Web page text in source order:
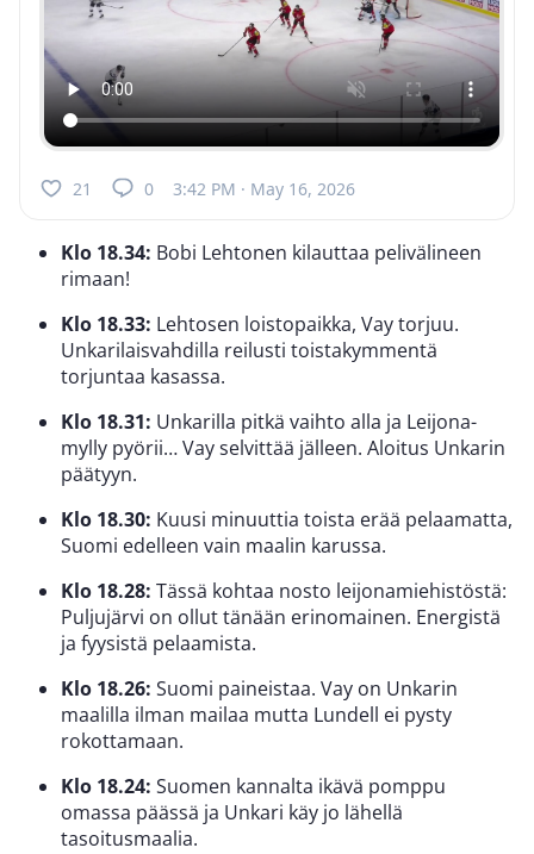
21 0 3:42 PM · May 16, 2026
Klo 18.34: Bobi Lehtonen kilauttaa pelivälineen
rimaan!
Klo 18.33: Lehtosen loistopaikka, Vay torjuu.
Unkarilaisvahdilla reilusti toistakymmentä
torjuntaa kasassa.
Klo 18.31: Unkarilla pitkä vaihto alla ja Leijona-
mylly pyörii… Vay selvittää jälleen. Aloitus Unkarin
päätyyn.
Klo 18.30: Kuusi minuuttia toista erää pelaamatta,
Suomi edelleen vain maalin karussa.
Klo 18.28: Tässä kohtaa nosto leijonamiehistöstä:
Puljujärvi on ollut tänään erinomainen. Energistä
ja fyysistä pelaamista.
Klo 18.26: Suomi paineistaa. Vay on Unkarin
maalilla ilman mailaa mutta Lundell ei pysty
rokottamaan.
Klo 18.24: Suomen kannalta ikävä pomppu
omassa päässä ja Unkari käy jo lähellä
tasoitusmaalia.